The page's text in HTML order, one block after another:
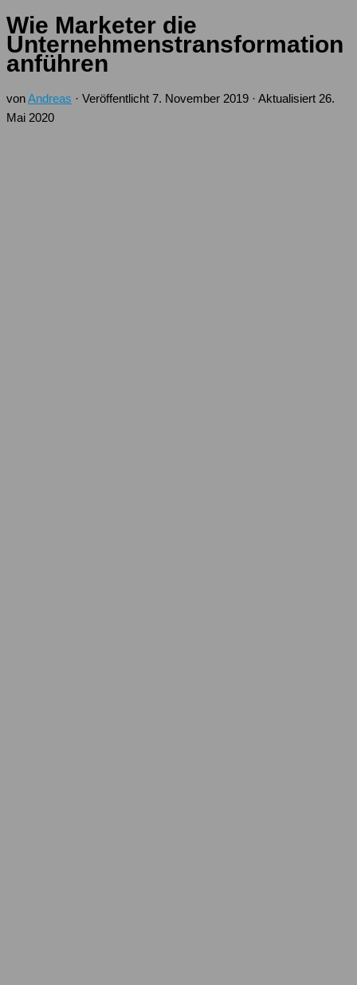
Wie Marketer die
Unternehmenstransformation
anführen
vonAndreas · Veröffentlicht 7. November 2019 · Aktualisiert 26.
Mai 2020